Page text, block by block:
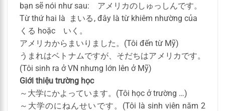
bạn sẽ nói như sau: アメリカのしゅっしんです。
Từ thứ hai là まいる, đây là từ khiêm nhường của
くる hoặc いく。
アメリカからまいりました。(Tôi đến từ Mỹ)
うまれはベトナムですが、そだちはアメリカです。
(Tôi sinh ra ở VN nhưng lớn lên ở Mỹ)
Giới thiệu trường học
～大学にかよっています。(Tôi học ở trường …)
～大学のにねんせいです。(Tôi là sinh viên năm 2